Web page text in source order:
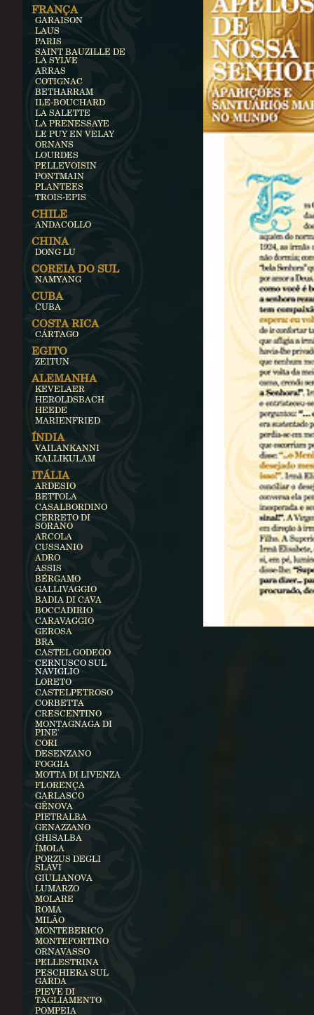
FRANÇA
GARAISON
LAUS
PARIS
SAINT BAUZILLE DE
LA SYLVE
ARRAS
COTIGNAC
BETHARRAM
ILE-BOUCHARD
LA SALETTE
LA PRENESSAYE
LE PUY EN VELAY
ORNANS
LOURDES
PELLEVOISIN
PONTMAIN
PLANTEES
TROIS-EPIS
CHILE
ANDACOLLO
CHINA
DONG LU
COREIA DO SUL
NAMYANG
CUBA
CUBA
COSTA RICA
CÁRTAGO
EGITO
ZEITUN
ALEMANHA
KEVELAER
HEROLDSBACH
HEEDE
MARIENFRIED
ÍNDIA
VAILANKANNI
KALLIKULAM
ITÁLIA
ARDESIO
BETTOLA
CASALBORDINO
CERRETO DI
SORANO
ARCOLA
CUSSANIO
ADRO
ASSIS
BÉRGAMO
GALLIVAGGIO
BADIA DI CAVA
BOCCADIRIO
CARAVAGGIO
GEROSA
BRA
CASTEL GODEGO
CERNUSCO SUL
NAVIGLIO
LORETO
CASTELPETROSO
CORBETTA
CRESCENTINO
MONTAGNAGA DI
PINE'
CORI
DESENZANO
FOGGIA
MOTTA DI LIVENZA
FLORENÇA
GARLASCO
GÊNOVA
PIETRALBA
GENAZZANO
GHISALBA
ÍMOLA
PORZUS DEGLI
SLAVI
GIULIANOVA
LUMARZO
MOLARE
ROMA
MILÃO
MONTEBERICO
MONTEFORTINO
ORNAVASSO
PELLESTRINA
PESCHIERA SUL
GARDA
PIEVE DI
TAGLIAMENTO
POMPEIA